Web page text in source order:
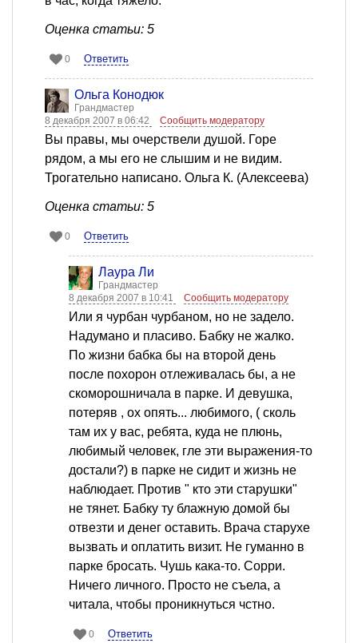
Оценка статьи: 5
0 Ответить
Ольга Конодюк
Грандмастер
8 декабря 2007 в 06:42
Сообщить модератору
Вы правы, мы очерствели душой. Горе
рядом, а мы его не слышим и не видим.
Трогательно написано. Ольга К. (Алексеева)
Оценка статьи: 5
0 Ответить
Лаура Ли
Грандмастер
8 декабря 2007 в 10:41
Сообщить модератору
Или я чурбан чурбаном, но не задело.
Надумано и пласиво. Бабку не жалко.
По жизни бабка бы на второй день
после похорон отлеживалась бы, а не
скоморошничала в парке. И девушка,
потеряв , ох опять... любимого, ( сколь
там их у вас, ребята, куда не плюнь,
любимый человек, гле эти выражения-то
достали?) в парке не сидит и жизнь не
наблюдает. Против " кто эти старушки"
не тянет. Бабку ту блажную домой бы
отвезти и денег оставить. Врача старухе
вызвать и оплатить визит. Не гуманно в
парке бросать. Чушь кака-то. Сорри.
Ничего личного. Просто не съела, а
читала, чтобы проникнуться чстно.
0 Ответить